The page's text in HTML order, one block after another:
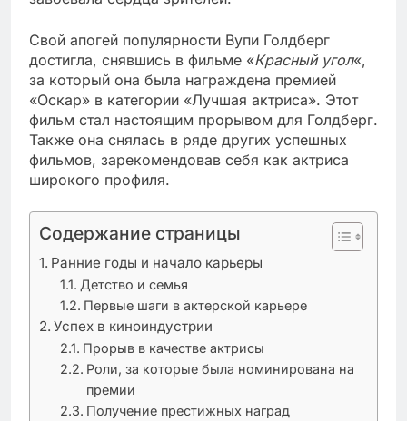
Свой апогей популярности Вупи Голдберг
достигла, снявшись в фильме «Красный угол«,
за который она была награждена премией
«Оскар» в категории «Лучшая актриса». Этот
фильм стал настоящим прорывом для Голдберг.
Также она снялась в ряде других успешных
фильмов, зарекомендовав себя как актриса
широкого профиля.
Содержание страницы
Ранние годы и начало карьеры
Детство и семья
Первые шаги в актерской карьере
Успех в киноиндустрии
Прорыв в качестве актрисы
Роли, за которые была номинирована на
премии
Получение престижных наград